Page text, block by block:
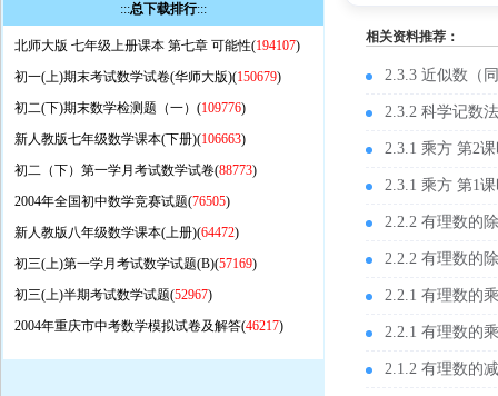
:::总下载排行:::
北师大版 七年级上册课本 第七章 可能性(194107)
初一(上)期末考试数学试卷(华师大版)(150679)
初二(下)期末数学检测题（一）(109776)
新人教版七年级数学课本(下册)(106663)
初二（下）第一学月考试数学试卷(88773)
2004年全国初中数学竞赛试题(76505)
新人教版八年级数学课本(上册)(64472)
初三(上)第一学月考试数学试题(B)(57169)
初三(上)半期考试数学试题(52967)
2004年重庆市中考数学模拟试卷及解答(46217)
相关资料推荐：
2.3.3 近似数（
2.3.2 科学记数
2.3.1 乘方 第2
2.3.1 乘方 第1
2.2.2 有理数的
2.2.2 有理数的
2.2.1 有理数的
2.2.1 有理数的
2.1.2 有理数的